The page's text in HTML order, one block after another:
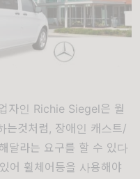
자인 Richie Siegel은 월
는것처럼, 장애인 캐스트/
달라는 요구를 할 수 있다
어 휠체어등을 사용해야